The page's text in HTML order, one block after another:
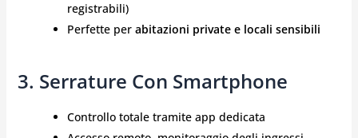
registrabili)
Perfette per abitazioni private e locali sensibili
3. Serrature Con Smartphone
Controllo totale tramite app dedicata